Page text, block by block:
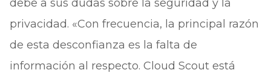
debe a sus dudas sobre la seguridad y la
privacidad. «Con frecuencia, la principal razón
de esta desconfianza es la falta de
información al respecto. Cloud Scout está